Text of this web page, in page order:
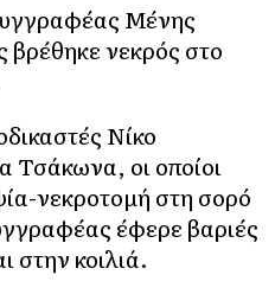
Μένης
βρέθηκε νεκρός στο
Νίκο
Τσάκωνα, οι οποίοι
νεκροτομή στη σορό
έφερε βαριές
στην κοιλιά.